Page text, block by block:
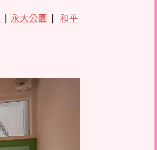
| 永大公園 |和平